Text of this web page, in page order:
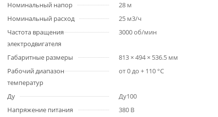
Номинальный напор
28 м
Номинальный расход
25 м3/ч
Частота вращения
электродвигателя
3000 об/мин
Габаритные размеры
813 × 494 × 536.5 мм
Рабочий диапазон
температур
от 0 до + 110 °С
Ду
Ду100
Напряжение питания
380 В